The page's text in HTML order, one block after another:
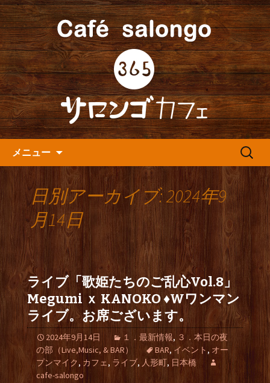
人形町の『365(サロンゴ)カフ
ェ』よりお知らせ
人形町の音楽カフェ『365カフェ』より
最新情報をお届けします。
メニュー
検
日別アーカイブ: 2024年9
月14日
ライブ「歌姫たちのご乱心Vol.8」
Megumi ｘ KANOKO ♦Wワンマン
ライブ。お席ございます。
2024年9月14日 １．最新情報, ３．本日の夜
の部（Live,Music, & BAR）
BAR, イベント , オー
プンマイク, カフェ, ライブ, 人形町, 日本橋
cafe-salongo